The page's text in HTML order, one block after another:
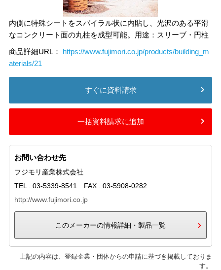
内側に特殊シートをスパイラル状に内貼し、光沢のある平滑
なコンクリート面の丸柱を成型可能。用途：スリーブ・円柱
商品詳細URL： https://www.fujimori.co.jp/products/building_m
aterials/21
すぐに資料請求
一括資料請求に追加
お問い合わせ先
フジモリ産業株式会社
TEL : 03-5339-8541 FAX : 03-5908-0282
http://www.fujimori.co.jp
このメーカーの情報詳細・製品一覧
上記の内容は、登録企業・団体からの申請に基づき掲載しておりま
す。